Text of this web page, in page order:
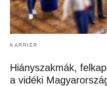
KARRIER
Hiányszakmák,
a vidéki